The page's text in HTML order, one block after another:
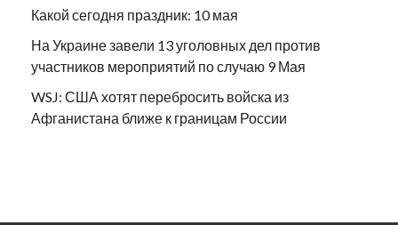
Какой сегодня праздник: 10 мая
На Украине завели 13 уголовных дел против
участников мероприятий по случаю 9 Мая
WSJ: США хотят перебросить войска из
Афганистана ближе к границам России